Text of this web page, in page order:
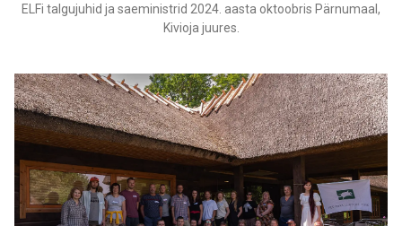
ELFi talgujuhid ja saeministrid 2024. aasta oktoobris Pärnumaal,
Kivioja juures.